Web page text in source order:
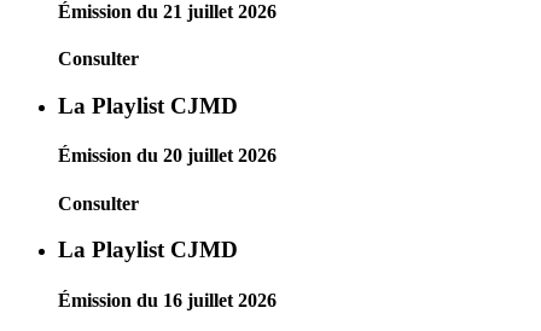
Émission du 21 juillet 2026
Consulter
La Playlist CJMD
Émission du 20 juillet 2026
Consulter
La Playlist CJMD
Émission du 16 juillet 2026